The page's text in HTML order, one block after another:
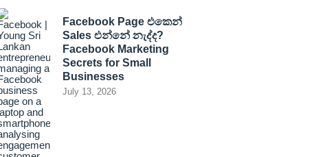
Facebook Page එකෙන්
Sales එන්නේ නැද්ද?
Facebook Marketing
Secrets for Small
Businesses
July 13, 2026